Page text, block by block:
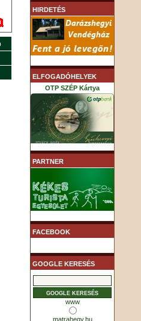
HIRDETÉS
ELFOGADÓHELYEK
OTP SZÉP Kártya
K&H SZÉP Kártya
PARTNER
FACEBOOK
GOOGLE KERESÉS
www
matrahegy.hu